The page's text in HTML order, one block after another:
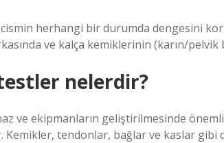
cismin herhangi bir durumda dengesini
ve kalça kemiklerinin (karın/pelvik
nelerdir?
ve ekipmanların geliştirilmesinde
Kemikler, tendonlar, bağlar ve kaslar gibi